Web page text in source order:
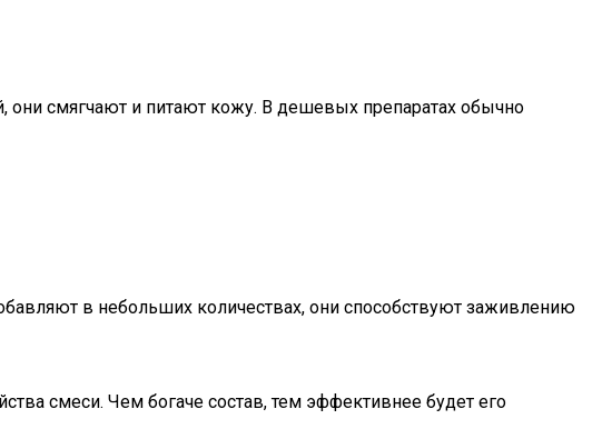
они смягчают и питают кожу. В дешевых препаратах обычно
в небольших количествах, они способствуют заживлению
смеси. Чем богаче состав, тем эффективнее будет его